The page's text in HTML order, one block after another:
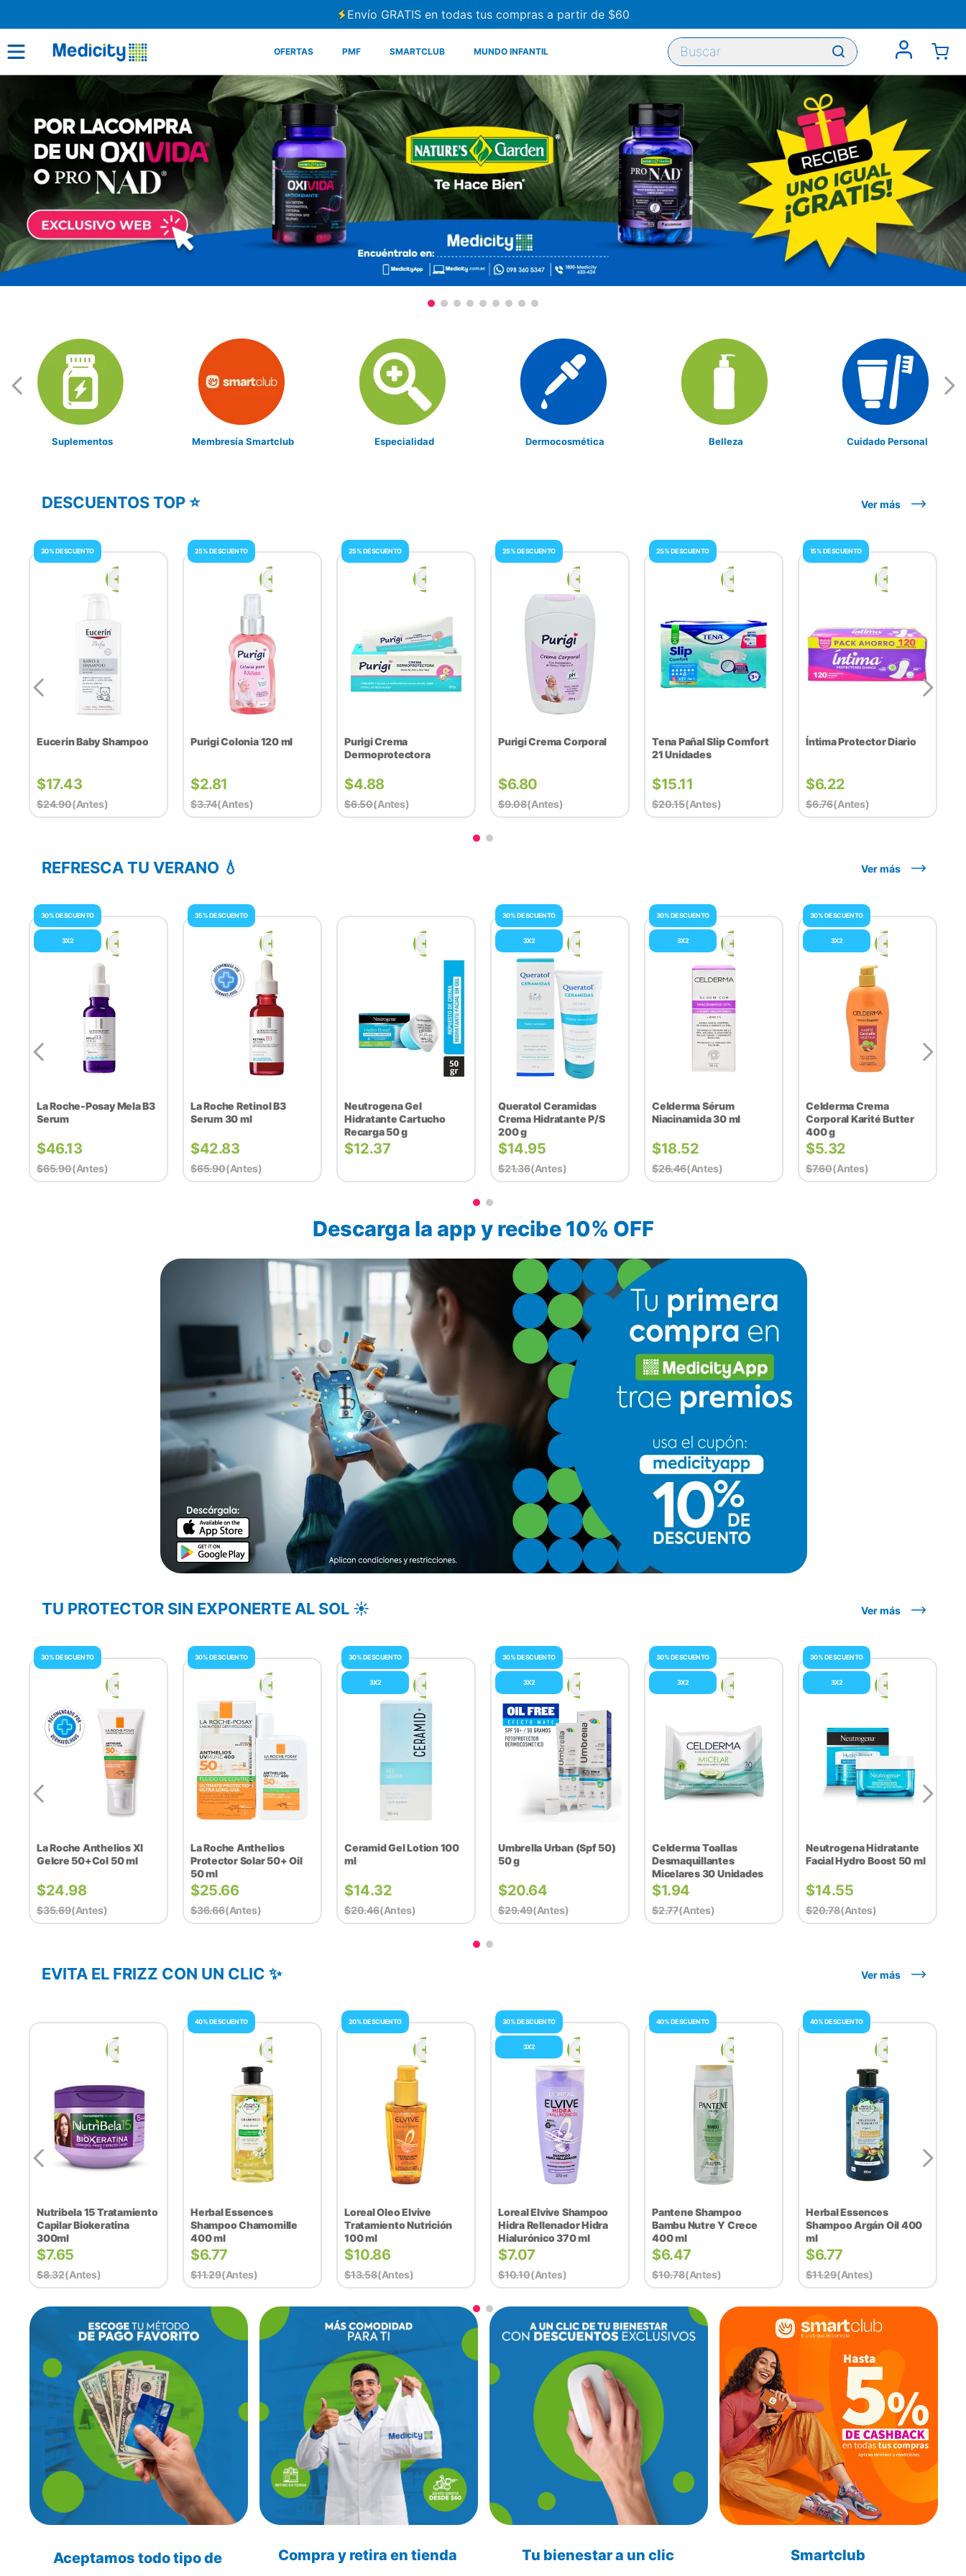
Envío GRATIS en todas tus compras a partir de $60
OFERTAS PMF SMARTCLUB MUNDO INFANTIL
Buscar
Suplementos Membresía Smartclub Especialidad Dermocosmética Belleza Cuidado Personal
DESCUENTOS TOP ⭐ Ver más
30% DESCUENTO
Eucerin Baby Shampoo
$17.43
$24.90(antes)
25% DESCUENTO
Purigi Colonia 120 ml
$2.81
$3.74(antes)
25% DESCUENTO
Purigi Crema
Dermoprotectora
$4.88
$6.50(antes)
25% DESCUENTO
Purigi Crema Corporal
$6.80
$9.08(antes)
25% DESCUENTO
Tena Pañal Slip Comfort
21 Unidades
$15.11
$20.15(antes)
15% DESCUENTO
Íntima Protector Diario
$6.22
$6.76(antes)
REFRESCA TU VERANO 💧 Ver más
30% DESCUENTO
3X2
La Roche-Posay Mela B3
Serum
$46.13
$65.90(antes)
35% DESCUENTO
La Roche Retinol B3
Serum 30 ml
$42.83
$65.90(antes)
Neutrogena Gel
Hidratante Cartucho
Recarga 50 g
$12.37
30% DESCUENTO
3X2
Queratol Ceramidas
Crema Hidratante P/S
200 g
$14.95
$21.36(antes)
30% DESCUENTO
3X2
Celderma Sérum
Niacinamida 30 ml
$18.52
$26.46(antes)
30% DESCUENTO
3X2
Celderma Crema
Corporal Karité Butter
400 g
$5.32
$7.60(antes)
Descarga la app y recibe 10% OFF
TU PROTECTOR SIN EXPONERTE AL SOL ☀️ Ver más
30% DESCUENTO
La Roche Anthelios Xl
Gelcre 50+Col 50 ml
$24.98
$35.69(antes)
30% DESCUENTO
La Roche Anthelios
Protector Solar 50+ Oil
50 ml
$25.66
$36.66(antes)
30% DESCUENTO
3X2
Ceramid Gel Lotion 100
ml
$14.32
$20.46(antes)
30% DESCUENTO
3X2
Umbrella Urban (Spf 50)
50 g
$20.64
$29.49(antes)
30% DESCUENTO
3X2
Celderma Toallas
Desmaquillantes
Micelares 30 Unidades
$1.94
$2.77(antes)
30% DESCUENTO
3X2
Neutrogena Hidratante
Facial Hydro Boost 50 ml
$14.55
$20.78(antes)
EVITA EL FRIZZ CON UN CLIC ✨ Ver más
Nutribela 15 Tratamiento
Capilar Biokeratina
300ml
$7.65
$8.32(antes)
40% DESCUENTO
Herbal Essences
Shampoo Chamomille
400 ml
$6.77
$11.29(antes)
20% DESCUENTO
Loreal Oleo Elvive
Tratamiento Nutrición
100 ml
$10.86
$13.58(antes)
30% DESCUENTO
3X2
Loreal Elvive Shampoo
Hidra Rellenador Hidra
Hialurónico 370 ml
$7.07
$10.10(antes)
40% DESCUENTO
Pantene Shampoo
Bambu Nutre Y Crece
400 ml
$6.47
$10.78(antes)
40% DESCUENTO
Herbal Essences
Shampoo Argán Oil 400
ml
$6.77
$11.29(antes)
Aceptamos todo tipo de
Compra y retira en tienda Tu bienestar a un clic Smartclub